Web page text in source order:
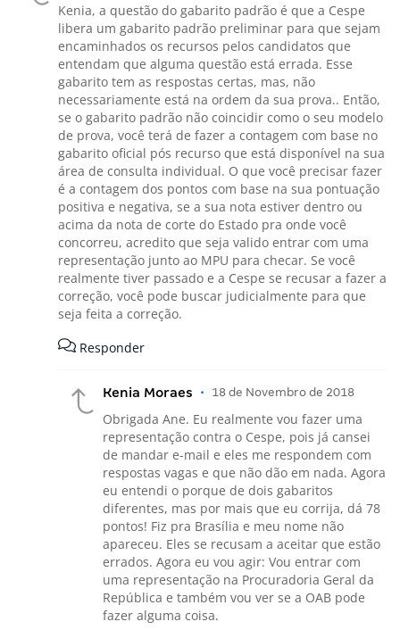
Kenia, a questão do gabarito padrão é que a Cespe
libera um gabarito padrão preliminar para que sejam
encaminhados os recursos pelos candidatos que
entendam que alguma questão está errada. Esse
gabarito tem as respostas certas, mas, não
necessariamente está na ordem da sua prova.. Então,
se o gabarito padrão não coincidir como o seu modelo
de prova, você terá de fazer a contagem com base no
gabarito oficial pós recurso que está disponível na sua
área de consulta individual. O que você precisar fazer
é a contagem dos pontos com base na sua pontuação
positiva e negativa, se a sua nota estiver dentro ou
acima da nota de corte do Estado pra onde você
concorreu, acredito que seja valido entrar com uma
representação junto ao MPU para checar. Se você
realmente tiver passado e a Cespe se recusar a fazer a
correção, você pode buscar judicialmente para que
seja feita a correção.
Responder
Kenia Moraes • 18 de Novembro de 2018
Obrigada Ane. Eu realmente vou fazer uma
representação contra o Cespe, pois já cansei
de mandar e-mail e eles me respondem com
respostas vagas e que não dão em nada. Agora
eu entendi o porque de dois gabaritos
diferentes, mas por mais que eu corrija, dá 78
pontos! Fiz pra Brasília e meu nome não
apareceu. Eles se recusam a aceitar que estão
errados. Agora eu vou agir: Vou entrar com
uma representação na Procuradoria Geral da
República e também vou ver se a OAB pode
fazer alguma coisa.